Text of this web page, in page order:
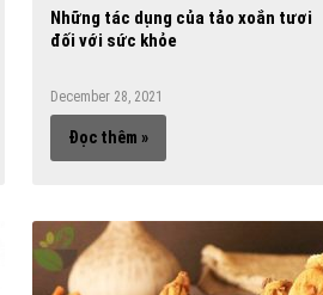
Những tác dụng của tảo xoắn tươi
đối với sức khỏe
December 28, 2021
Đọc thêm »